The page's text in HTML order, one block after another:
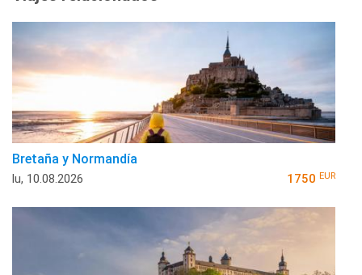
Bretaña y Normandía
lu, 10.08.2026 1750 EUR